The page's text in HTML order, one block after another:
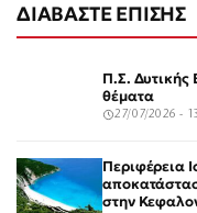
ΔΙΑΒΑΣΤΕ ΕΠΙΣΗΣ
Π.Σ. Δυτικής
θέματα
27/07/2026 -
Περιφέρεια
στην